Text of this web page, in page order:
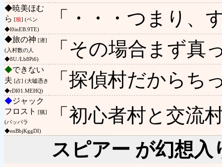
◆暁美ほむ
ら [狼] (ベン
◆l0inEB.9TE)
「・・・つまり、
◆旅の神 [潜]
(入村数の人
◆8U./Lb8Pi6)
「その場合まず
◆できない
夫 [占] (大嘘憑き
◆rDl01.MEHQ)
「探偵村だからち
◆ジャック
フロスト
[猟]
(バッパラ
◆enBbjKggDI)
「初心者村と交流
スピアー が幻想入